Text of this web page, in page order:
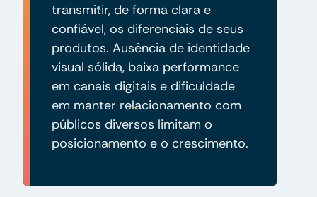
transmitir, de forma clara e
confiável, os diferenciais de seus
produtos. Ausência de identidade
visual sólida, baixa performance
em canais digitais e dificuldade
em manter relacionamento com
públicos diversos limitam o
posicionamento e o crescimento.